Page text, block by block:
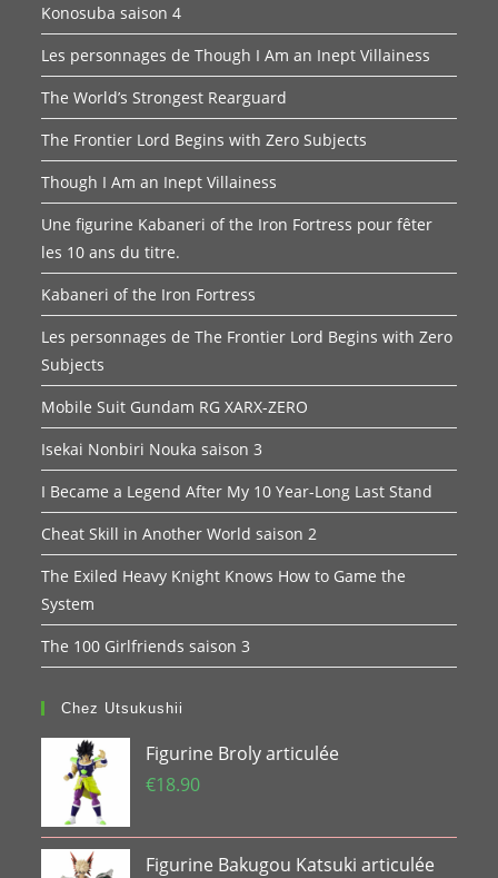
Konosuba saison 4
Les personnages de Though I Am an Inept Villainess
The World’s Strongest Rearguard
The Frontier Lord Begins with Zero Subjects
Though I Am an Inept Villainess
Une figurine Kabaneri of the Iron Fortress pour fêter
les 10 ans du titre.
Kabaneri of the Iron Fortress
Les personnages de The Frontier Lord Begins with Zero
Subjects
Mobile Suit Gundam RG XARX-ZERO
Isekai Nonbiri Nouka saison 3
I Became a Legend After My 10 Year-Long Last Stand
Cheat Skill in Another World saison 2
The Exiled Heavy Knight Knows How to Game the
System
The 100 Girlfriends saison 3
Chez Utsukushii
Figurine Broly articulée
€18.90
Figurine Bakugou Katsuki articulée